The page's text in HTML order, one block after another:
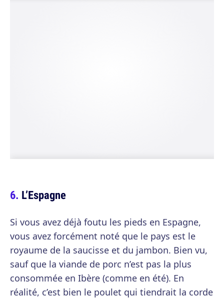
L’Espagne
Si vous avez déjà foutu les pieds en Espagne,
vous avez forcément noté que le pays est le
royaume de la saucisse et du jambon. Bien vu,
sauf que la viande de porc n’est pas la plus
consommée en Ibère (comme en été). En
réalité, c’est bien le poulet qui tiendrait la corde